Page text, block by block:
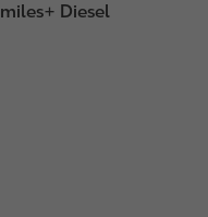
miles+ Diesel